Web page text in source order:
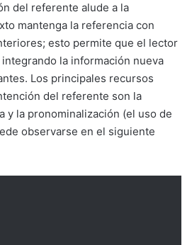
del referente alude a la
mantenga la referencia con
esto permite que el lector
la información nueva
Los principales recursos
del referente son la
y la pronominalización (el uso de
observarse en el siguiente